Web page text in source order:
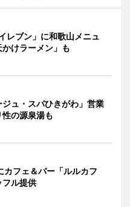
レブン」に和歌山メニュ
けラーメン」も
ュ・スパひきがわ」営業
の源泉湯も
カフェ＆バー「ルルカフ
ル提供